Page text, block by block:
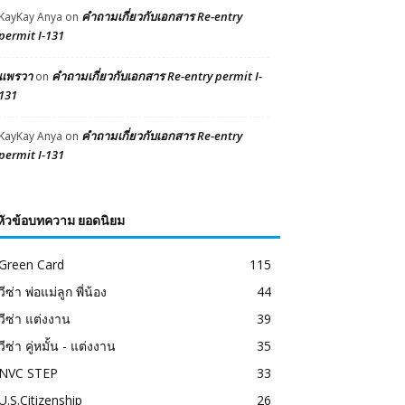
KayKay Anya on คำถามเกี่ยวกับเอกสาร Re-entry
I-131
แพรวาon คำถามเกี่ยวกับเอกสาร Re-entry permit I-
131
KayKay Anya on คำถามเกี่ยวกับเอกสาร Re-entry
I-131
วข้อบทความ ยอดนิยม
Card
115
ซ่า พ่อแม่ลูก พี่น้อง
44
ซ่า แต่งงาน
39
ซ่า คู่หมั้น - แต่งงาน
35
NVC STEP
33
26